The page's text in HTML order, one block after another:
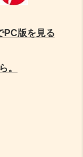
PC版を見る
。